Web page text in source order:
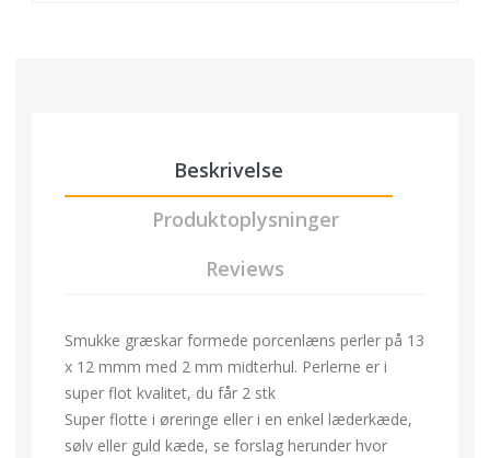
Beskrivelse
Produktoplysninger
Reviews
Smukke græskar formede porcenlæns perler på 13
x 12 mmm med 2 mm midterhul. Perlerne er i
super flot kvalitet, du får 2 stk
Super flotte i øreringe eller i en enkel læderkæde,
sølv eller guld kæde, se forslag herunder hvor